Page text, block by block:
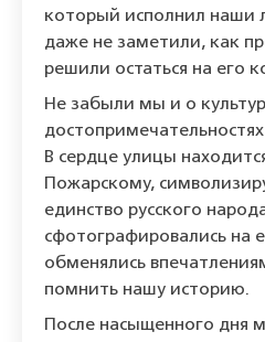
который исполнил
даже не заметили, как
решили остаться на его
Не забыли мы и о
В сердце улицы
Пожарскому,
единство русского
сфотографировались на
обменялись
помнить нашу историю.
После насыщенного дня